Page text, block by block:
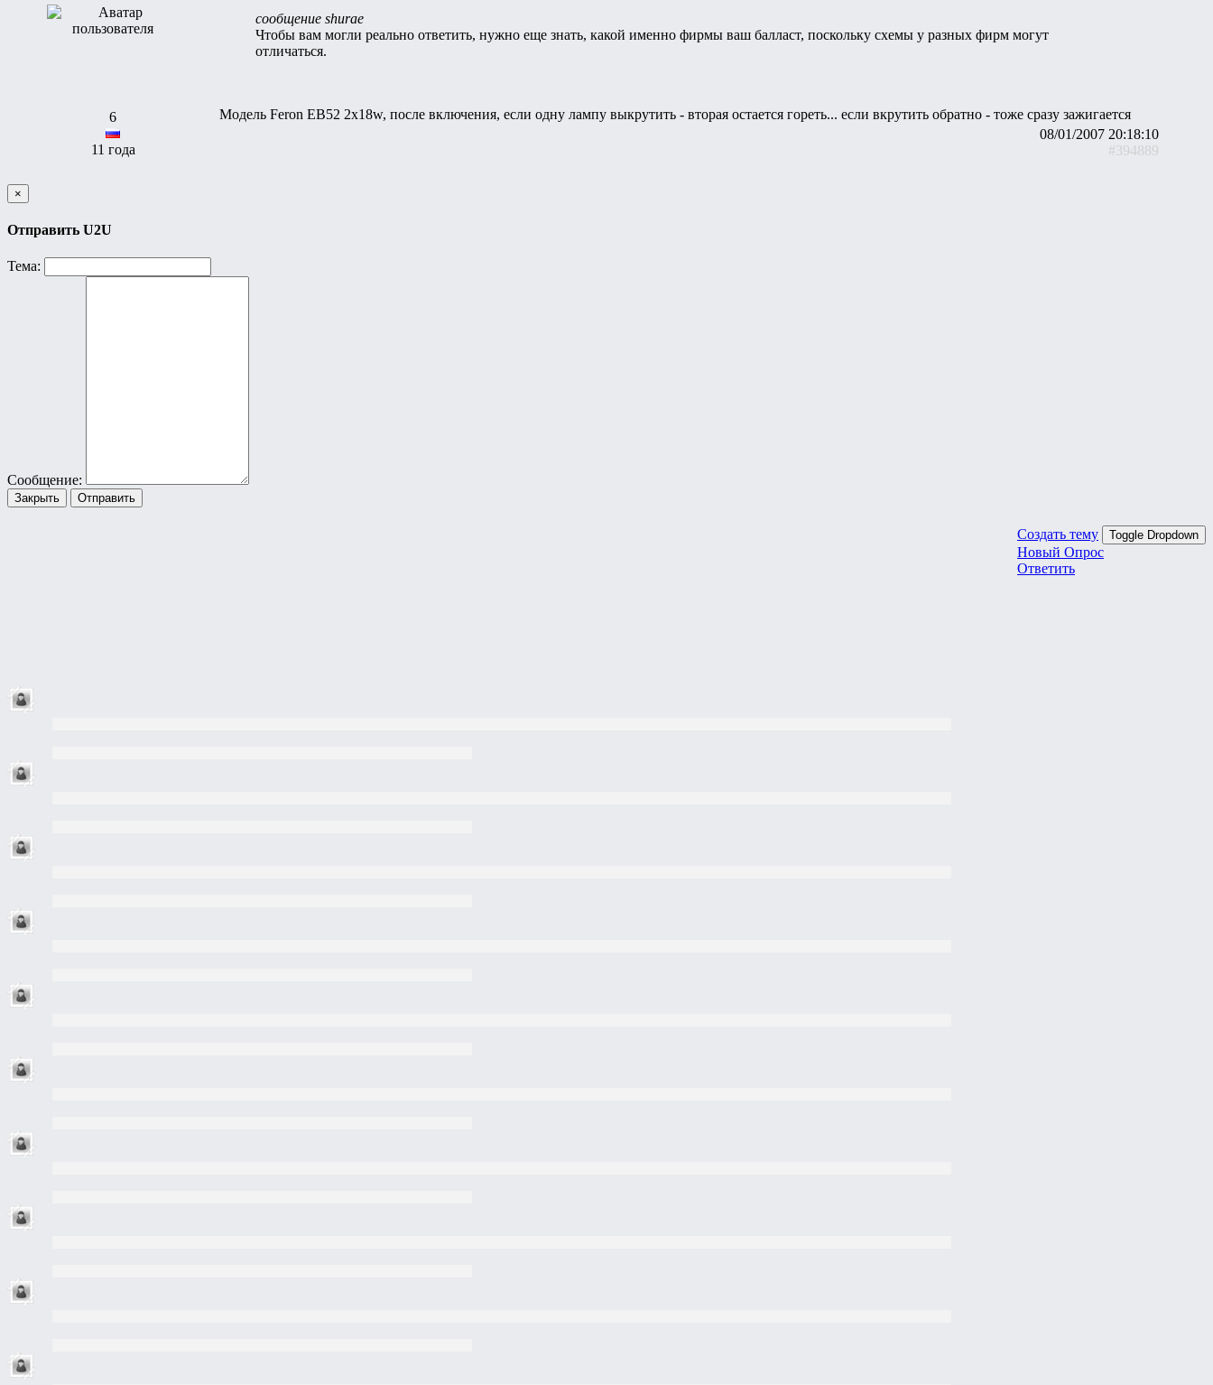
6
11 года
сообщение shurae
Чтобы вам могли реально ответить, нужно еще знать, какой именно фирмы ваш балласт, поскольку схемы у разных фирм могут
отличаться.
Модель Feron EB52 2x18w, после включения, если одну лампу выкрутить - вторая остается гореть... если вкрутить обратно - тоже сразу зажигается
08/01/2007 20:18:10
#394889
×
Отправить U2U
Тема:
Сообщение:
Закрыть Отправить
Создать тему Toggle Dropdown
Новый Опрос
Ответить